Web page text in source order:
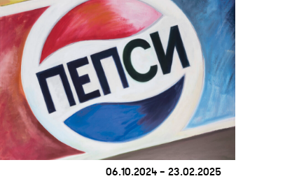
06.10.2024 – 23.02.2025